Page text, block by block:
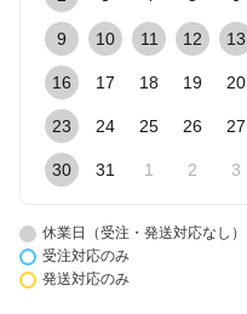
9 10 11 12 13
16 17 18 19 20
23 24 25 26 27
30 31 1 2 3
休業日（受注・発送対応なし）
受注対応のみ
発送対応のみ